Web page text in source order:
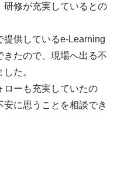
研修が充実しているとの
提供しているe-Learning
たので、現場へ出る不
た。
ローも充実していたの
に思うことを相談でき